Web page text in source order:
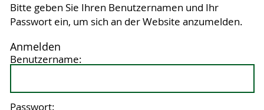
Bitte geben Sie Ihren Benutzernamen und Ihr
Passwort ein, um sich an der Website anzumelden.
Anmelden
Benutzername:
Passwort: